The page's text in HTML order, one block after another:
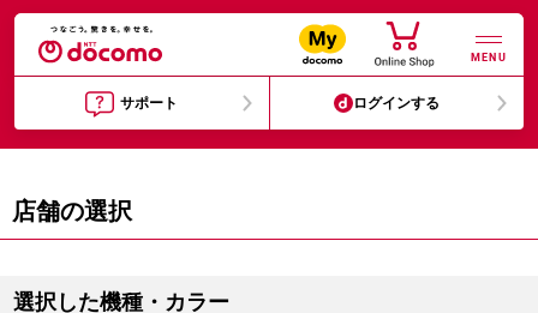
MENU
サポート ログインする
店舗の選択
選択した機種・カラー